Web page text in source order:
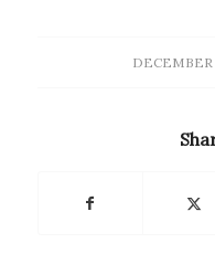
DECEMBER/